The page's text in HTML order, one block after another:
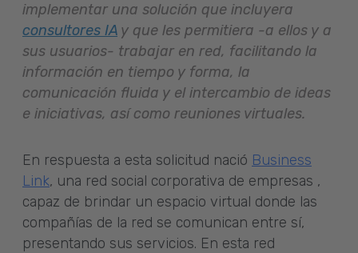
implementar una solución que incluyera
consultores IA y que les permitiera -a ellos y a
sus usuarios- trabajar en red, facilitando la
información en tiempo y forma, la
comunicación fluida y el intercambio de ideas
e iniciativas, así como reuniones virtuales.
En respuesta a esta solicitud nació Business
Link, una red social corporativa de empresas ,
capaz de brindar un espacio virtual donde las
compañías de la red se comunican entre sí,
presentando sus servicios. En esta red